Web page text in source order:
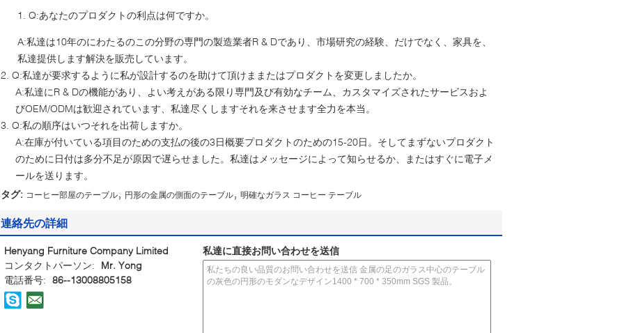
Q:あなたのプロダクトの利点は何ですか。
A:私達は10年のにわたるのこの分野の専門の製造業者R & Dであり、市場研究の経験、だけでなく、家具を、
私達提供します解決を販売しています。
2. Q:私達が要求するように私が設計するのを助けて頂けままたはプロダクトを変更しましたか。
A:私達にR & Dの機能があり、よい考えがある限り専門及び有効なチーム、カスタマイズされたサービスおよ
びOEM/ODMは歓迎されています、私達尽くしますそれを来させます全力を本当。
3. Q:私の順序はいつそれを出荷しますか。
A:在庫が付いている項目のための支払の後の3日概要プロダクトのための15-20日。そしてまずないプロダクト
のために日付は多分不足が原因で遅らせました。私達はメッセージによって知らせるか、またはすぐに電子メ
ールを送ります。
タグ: コーヒー部屋のテーブル, 円形の金属の側面のテーブル, 明確なガラス コーヒー テーブル
連絡先の詳細
Henyang Furniture Company Limited
コンタクトパーソン:
Mr. Yong
電話番号: 86--13008805158
私達に直接お問い合わせを送信